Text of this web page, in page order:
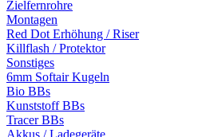
Zielfernrohre
Montagen
Red Dot Erhöhung / Riser
Killflash / Protektor
Sonstiges
6mm Softair Kugeln
Bio BBs
Kunststoff BBs
Tracer BBs
Akkus / Ladegeräte